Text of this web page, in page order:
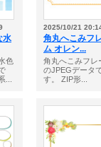
水
色
...
2025/10/21
角丸へこみフ
ム オレン...
角丸へこみフレ
のJPEGデータ
す。 ZIP形...